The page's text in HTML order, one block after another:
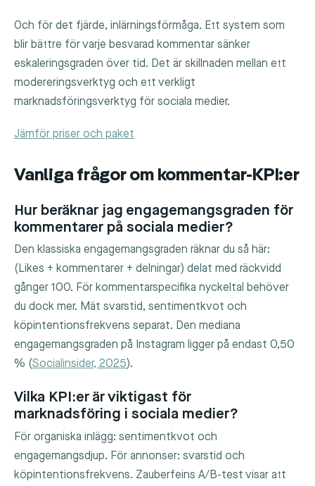
Och för det fjärde, inlärningsförmåga. Ett system som
blir bättre för varje besvarad kommentar sänker
eskaleringsgraden över tid. Det är skillnaden mellan ett
modereringsverktyg och ett verkligt
marknadsföringsverktyg för sociala medier.
Jämför priser och paket
Vanliga frågor om kommentar-KPI:er
Hur beräknar jag engagemangsgraden för
kommentarer på sociala medier?
Den klassiska engagemangsgraden räknar du så här:
(Likes + kommentarer + delningar) delat med räckvidd
gånger 100. För kommentarspecifika nyckeltal behöver
du dock mer. Mät svarstid, sentimentkvot och
köpintentionsfrekvens separat. Den mediana
engagemangsgraden på Instagram ligger på endast 0,50
% (Socialinsider, 2025).
Vilka KPI:er är viktigast för
marknadsföring i sociala medier?
För organiska inlägg: sentimentkvot och
engagemangsdjup. För annonser: svarstid och
köpintentionsfrekvens. Zauberfeins A/B-test visar att